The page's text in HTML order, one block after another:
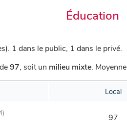
Éducation
1 dans le public, 1 dans le privé.
97, soit un milieu mixte.
Local
97